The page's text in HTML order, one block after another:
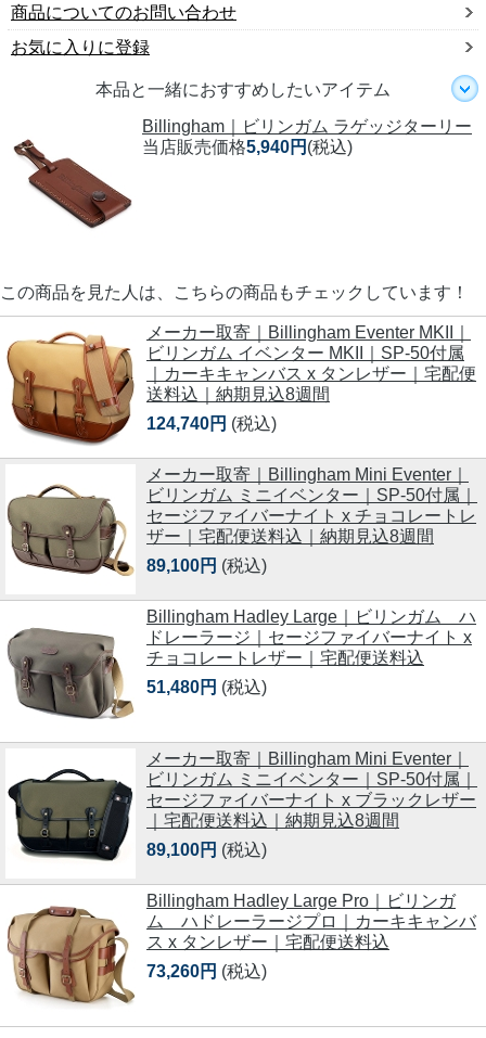
商品についてのお問い合わせ
お気に入りに登録
本品と一緒におすすめしたいアイテム
Billingham｜ビリンガム ラゲッジターリー
当店販売価格5,940円 (税込)
この商品を見た人は、こちらの商品もチェックしています！
メーカー取寄｜Billingham Eventer MKII｜
ビリンガム イベンター MKII｜SP-50付属
｜カーキキャンバス x タンレザー｜宅配便
送料込｜納期見込8週間
124,740円 (税込)
メーカー取寄｜Billingham Mini Eventer｜
ビリンガム ミニイベンター｜SP-50付属｜
セージファイバーナイト x チョコレートレ
ザー｜宅配便送料込｜納期見込8週間
89,100円 (税込)
Billingham Hadley Large｜ビリンガム ハ
ドレーラージ｜セージファイバーナイト x
チョコレートレザー｜宅配便送料込
51,480円 (税込)
メーカー取寄｜Billingham Mini Eventer｜
ビリンガム ミニイベンター｜SP-50付属｜
セージファイバーナイト x ブラックレザー
｜宅配便送料込｜納期見込8週間
89,100円 (税込)
Billingham Hadley Large Pro｜ビリンガ
ム ハドレーラージプロ｜カーキキャンバ
ス x タンレザー｜宅配便送料込
73,260円 (税込)